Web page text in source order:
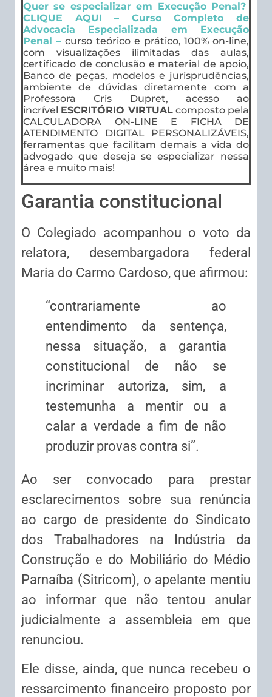
Quer se especializar em Execução Penal?
CLIQUE AQUI – Curso Completo de
Advocacia Especializada em Execução
Penal –curso teórico e prático, 100% on-line,
com visualizações ilimitadas das aulas,
certificado de conclusão e material de apoio,
Banco de peças, modelos e jurisprudências,
ambiente de dúvidas diretamente com a
Professora Cris Dupret, acesso ao
incrível ESCRITÓRIO VIRTUALcomposto pela
CALCULADORA ON-LINE E FICHA DE
ATENDIMENTO DIGITAL PERSONALIZÁVEIS,
ferramentas que facilitam demais a vida do
advogado que deseja se especializar nessa
área e muito mais!
Garantia constitucional
O Colegiado acompanhou o voto da
relatora, desembargadora federal
Maria do Carmo Cardoso, que afirmou:
“contrariamente ao
entendimento da sentença,
nessa situação, a garantia
constitucional de não se
incriminar autoriza, sim, a
testemunha a mentir ou a
calar a verdade a fim de não
produzir provas contra si”.
Ao ser convocado para prestar
esclarecimentos sobre sua renúncia
ao cargo de presidente do Sindicato
dos Trabalhadores na Indústria da
Construção e do Mobiliário do Médio
Parnaíba (Sitricom), o apelante mentiu
ao informar que não tentou anular
judicialmente a assembleia em que
renunciou.
Ele disse, ainda, que nunca recebeu o
ressarcimento financeiro proposto por